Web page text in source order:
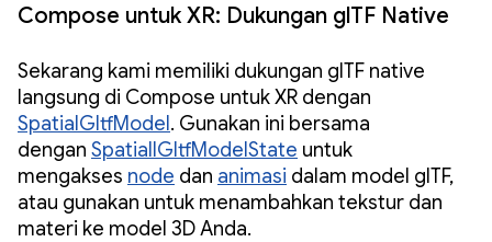
Compose untuk XR: Dukungan glTF Native
Sekarang kami memiliki dukungan glTF native
langsung di Compose untuk XR dengan
SpatialGltfModel . Gunakan ini bersama
dengan SpatiallGltfModelState untuk
mengakses node dan animasi dalam model glTF,
atau gunakan untuk menambahkan tekstur dan
materi ke model 3D Anda.